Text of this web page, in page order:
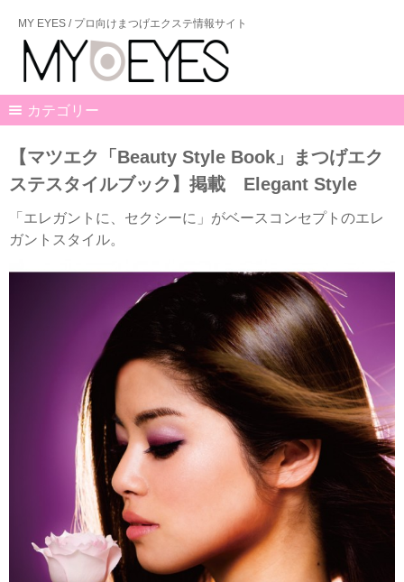
MY EYES / プロ向けまつげエクステ情報サイト
カテゴリー
【マツエク「Beauty Style Book」まつげエク
ステスタイルブック】掲載 Elegant Style
「エレガントに、セクシーに」がベースコンセプトのエレ
ガントスタイル。